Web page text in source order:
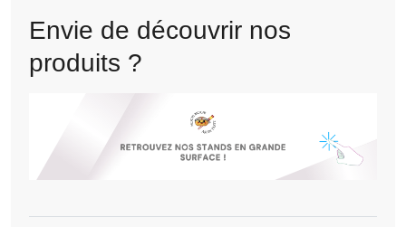
Envie de découvrir nos
produits ?